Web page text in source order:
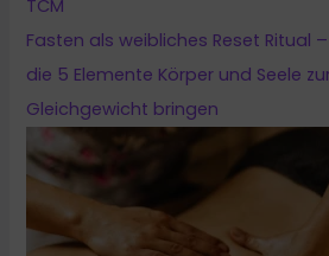
TCM
Fasten als weibliches Reset Ritual
die 5 Elemente Körper und Seele
Gleichgewicht bringen